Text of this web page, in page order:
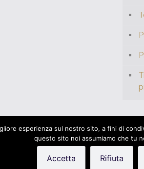
04315560286 | Powered by
esperienza sul nostro sito, a fini di
questo sito noi assumiamo che tu
Accetta Rifiuta